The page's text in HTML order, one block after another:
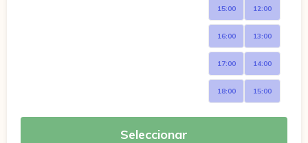
15:00
16:00
17:00
18:00
12:00
13:00
14:00
15:00
Seleccionar